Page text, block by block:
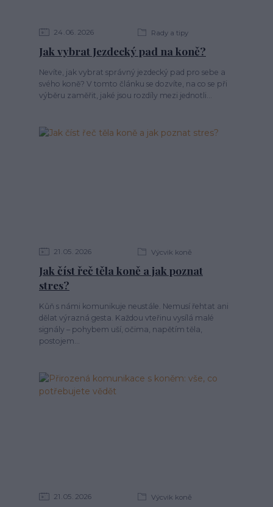
24 06 2026 Rady a tipy
Jak vybrat Jezdecký pad na koně?
Nevíte, jak vybrat správný jezdecký pad pro sebe a
svého koně? V tomto článku se dozvíte, na co se při
výběru zaměřit, jaké jsou rozdíly mezi jednotli...
21 05 2026 Výcvik koně
Jak číst řeč těla koně a jak poznat
stres?
Kůň s námi komunikuje neustále. Nemusí řehtat ani
dělat výrazná gesta. Každou vteřinu vysílá malé
signály – pohybem uší, očima, napětím těla,
postojem...
21 05 2026 Výcvik koně